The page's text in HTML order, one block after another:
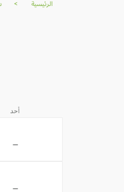
الرئيسية >
أحد
-